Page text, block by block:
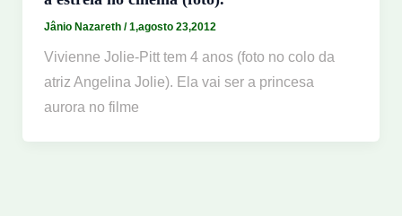
Jânio Nazareth /1,agosto 23,2012
Vivienne Jolie-Pitt tem 4 anos (foto no colo da
atriz Angelina Jolie). Ela vai ser a princesa
aurora no filme